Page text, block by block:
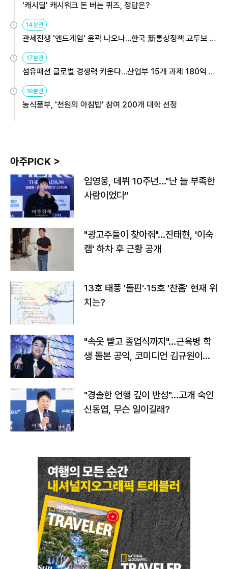
'캐시딜' 캐시워크 돈 버는 퀴즈, 정답은?
14분전
관세전쟁 '엔드게임' 윤곽 나오나…한국 新통상정책 교두보 활
용해야
17분전
섬유패션 글로벌 경쟁력 키운다…산업부 15개 과제 180억 지
원
18분전
농식품부, '천원의 아침밥' 참여 200개 대학 선정
아주PICK >
임영웅, 데뷔 10주년…"난 늘 부족한
사람이었다"
"광고주들이 찾아줘"…진태현, '이숙
캠' 하차 후 근황 공개
13호 태풍 '돌핀'·15호 '찬홈' 현재 위
치는?
"속옷 빨고 졸업식까지"…근육병 학
생 돌본 공익, 코미디언 김규원이었
"경솔한 언행 깊이 반성"…고개 숙인
신동엽, 무슨 일이길래?